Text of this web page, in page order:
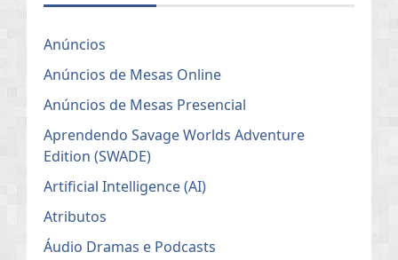
Anúncios
Anúncios de Mesas Online
Anúncios de Mesas Presencial
Aprendendo Savage Worlds Adventure
Edition (SWADE)
Artificial Intelligence (AI)
Atributos
Áudio Dramas e Podcasts